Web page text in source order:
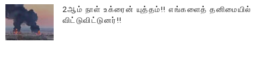
2ஆம் நாள் உக்ரைன் யுத்தம்!! எங்களைத் தனிமையில்
விட்டுவிட்டுனர்!!